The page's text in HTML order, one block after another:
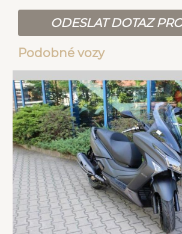
ODESLAT DOTAZ
Podobné vozy